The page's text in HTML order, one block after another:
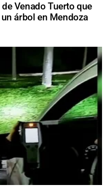
Venado Tuerto que
árbol en Mendoza